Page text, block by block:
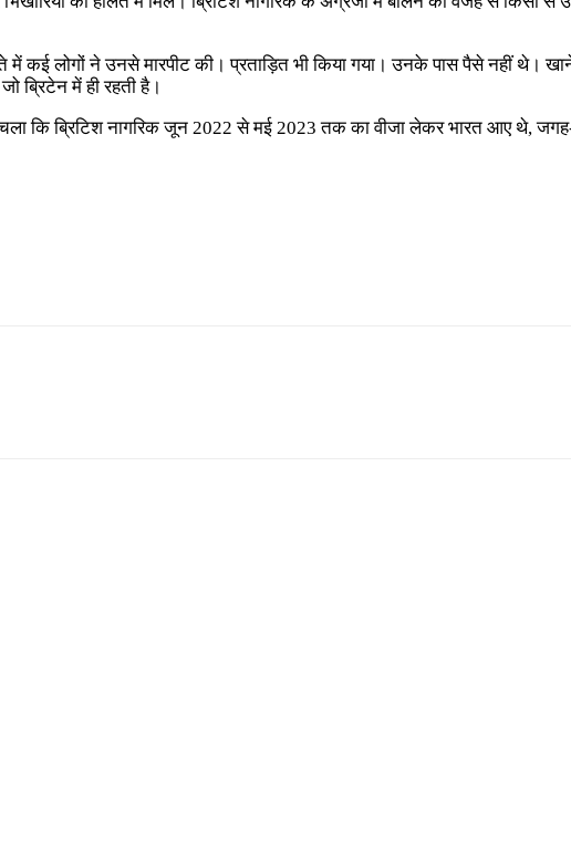
में कई लोगों ने उनसे मारपीट की। प्रताड़ित भी किया गया। उनके पास पैसे नहीं थे।
ब्रिटेन में ही रहती है।
चला कि ब्रिटिश नागरिक जून 2022 से मई 2023 तक का वीजा लेकर भारत आए थे,